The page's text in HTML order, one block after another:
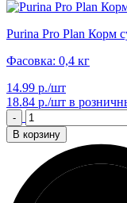
Purina Pro Plan Корм
Фасовка: 0,4 кг
14.99 р./шт
18.84 р./шт в
-
В корзину